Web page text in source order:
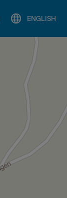
ENGLISH